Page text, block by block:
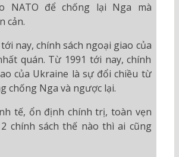
NATO để chống lại Nga mà
cản.
nay, chính sách ngoại giao của
quán. Từ 1991 tới nay, chính
của Ukraine là sự đổi chiều từ
chống Nga và ngược lại.
tế, ổn định chính trị, toàn vẹn
chính sách thế nào thì ai cũng